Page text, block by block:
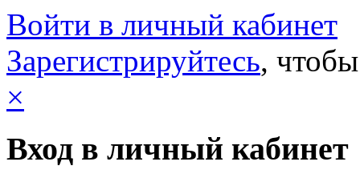
Войти в личный кабинет
Зарегистрируйтесь,
×
Вход в личный кабинет